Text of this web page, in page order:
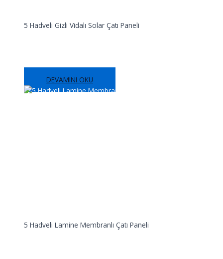
5 Hadveli Gizli Vidalı Solar Çatı Paneli
DEVAMINI OKU
5 Hadveli Lamine Membranlı Çatı Paneli